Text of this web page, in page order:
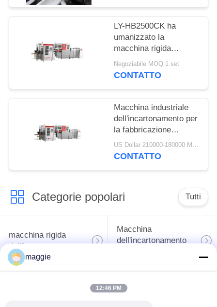
LY-HB2500CK ha
umanizzato la
macchina rigida
dell'incartonamento,
incartonamento ad alta
Negoziabile MOQ:1 set
CONTATTO
Macchina industriale
dell'incartonamento per
la fabbricazione
contenitori di gioielli/dei
cosmetici
US Dollar 210000-180000 MOQ:1 set
CONTATTO
Categorie popolari Tutti
macchina rigida
dell'incartonamento
Macchina
dell'incartonamento
caso automatico che
maggie
12:46 PM